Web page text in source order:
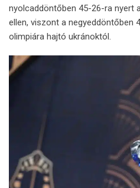
nyolcaddöntőben 45-26-ra nyert
ellen, viszont a negyeddöntőben
olimpiára hajtó ukránoktól.